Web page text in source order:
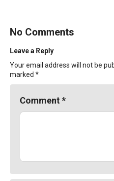
No Comments
Leave a Reply
Your email address will not be
marked *
Comment *